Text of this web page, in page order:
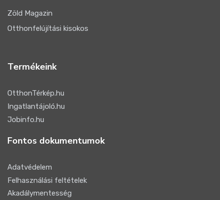
Zöld Magazin
Otthonfelújítási kisokos
Termékeink
OtthonTérkép.hu
Ingatlantájoló.hu
Jobinfo.hu
Fontos dokumentumok
Adatvédelem
Felhasználási feltételek
Akadálymentesség